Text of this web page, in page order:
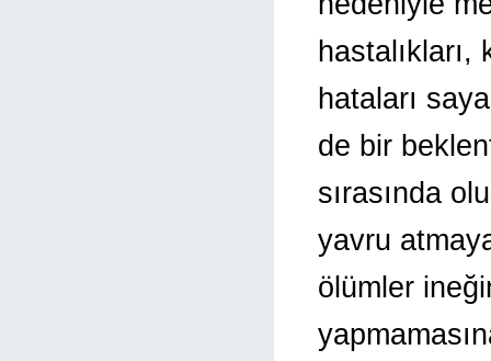
hastalıkları,
hataları
de bir
sırasında
yavru
ölümler